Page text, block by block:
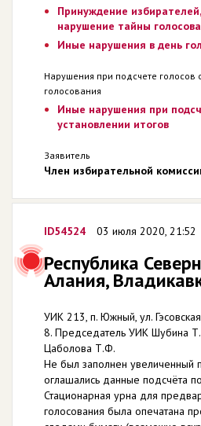
Принуждение
нарушение тайны
Иные нарушения в день
Нарушения при подсчете голосов
голосования
Иные нарушения при
установлении итогов
Заявитель
Член избирательной
ID54524 03 июля 2020, 21:52
Республика
Алания,
УИК 213, п. Южный, ул.
8. Председатель УИК Шубина
Цаболова Т.Ф.
Не был заполнен увеличенный
оглашались данные подсчёта
Стационарная урна для
голосования была опечатана